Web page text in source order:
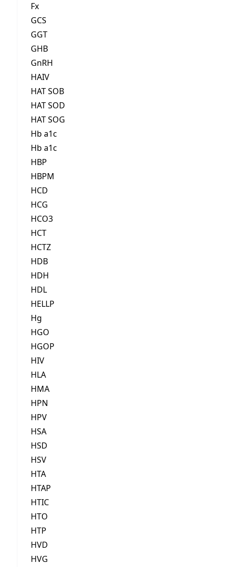
Fx
GCS
GGT
GHB
GnRH
HAIV
HAT SOB
HAT SOD
HAT SOG
Hb a1c
Hb a1c
HBP
HBPM
HCD
HCG
HCO3
HCT
HCTZ
HDB
HDH
HDL
HELLP
Hg
HGO
HGOP
HIV
HLA
HMA
HPN
HPV
HSA
HSD
HSV
HTA
HTAP
HTIC
HTO
HTP
HVD
HVG